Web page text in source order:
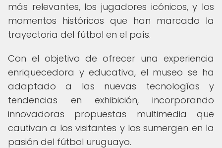
más relevantes, los jugadores icónicos, y los
momentos históricos que han marcado la
trayectoria del fútbol en el país.
Con el objetivo de ofrecer una experiencia
enriquecedora y educativa, el museo se ha
adaptado a las nuevas tecnologías y
tendencias en exhibición, incorporando
innovadoras propuestas multimedia que
cautivan a los visitantes y los sumergen en la
pasión del fútbol uruguayo.